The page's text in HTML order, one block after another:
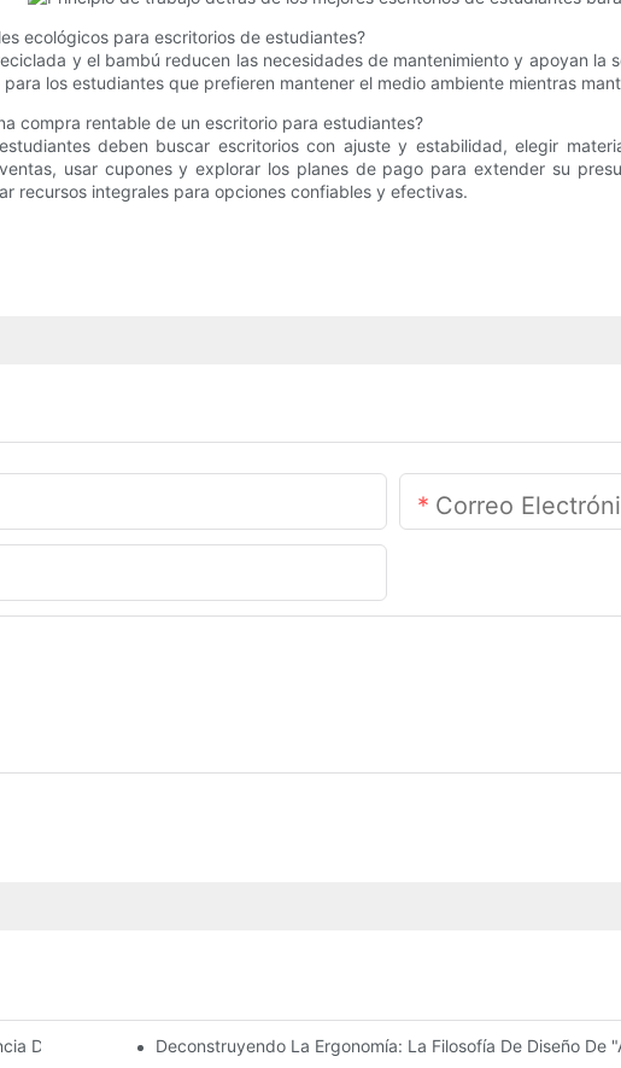
ecológicos para escritorios de estudiantes?
y el bambú reducen las necesidades de mantenimiento y apoyan
los estudiantes que prefieren mantener el medio ambiente mientras
compra rentable de un escritorio para estudiantes?
deben buscar escritorios con ajuste y estabilidad, elegir
usar cupones y explorar los planes de pago para extender su
recursos integrales para opciones confiables y efectivas.
Correo
De Oficina Cómoda Con Ajustes Centrados En El Usuario.
Deconstruyendo La Ergonomía: La Filosofía De Diseño